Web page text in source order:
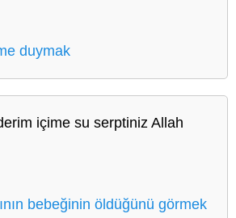
duymak
içime su serptiniz Allah
bebeğinin öldüğünü görmek